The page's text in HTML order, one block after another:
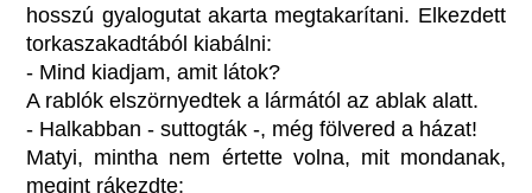
hosszú gyalogutat akarta megtakarítani. Elkezdett
torkaszakadtából kiabálni:
- Mind kiadjam, amit látok?
A rablók elszörnyedtek a lármától az ablak alatt.
- Halkabban - suttogták -, még fölvered a házat!
Matyi, mintha nem értette volna, mit mondanak,
megint rákezdte: